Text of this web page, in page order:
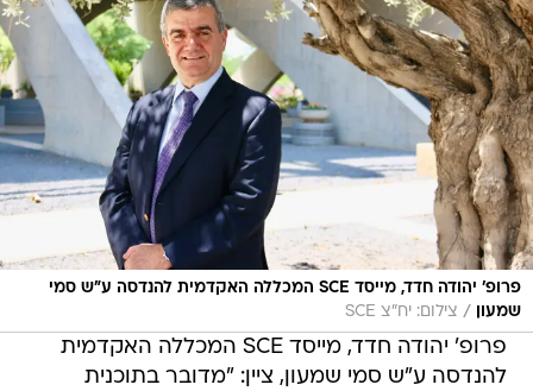
פרופ' יהודה חדד, מייסד SCE המכללה האקדמית להנדסה ע"ש סמי
שמעון
/ צילום: יח"צ SCE
פרופ' יהודה חדד, מייסד SCE המכללה האקדמית
להנדסה ע"ש סמי שמעון, ציין: "מדובר בתוכנית